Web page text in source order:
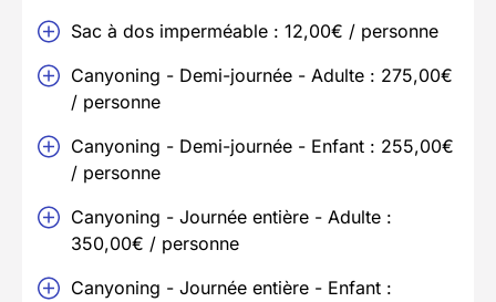
Sac à dos imperméable : 12,00€ / personne
Canyoning - Demi-journée - Adulte : 275,00€
/ personne
Canyoning - Demi-journée - Enfant : 255,00€
/ personne
Canyoning - Journée entière - Adulte :
350,00€ / personne
Canyoning - Journée entière - Enfant :